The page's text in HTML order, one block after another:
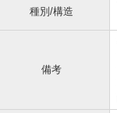
種別/構造
備考